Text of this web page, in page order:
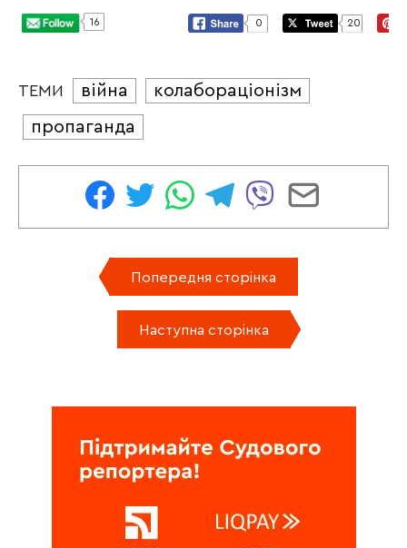
16 0 20
ТЕМИ війна
колабораціонізм
пропаганда
Попередня сторінка
Наступна сторінка